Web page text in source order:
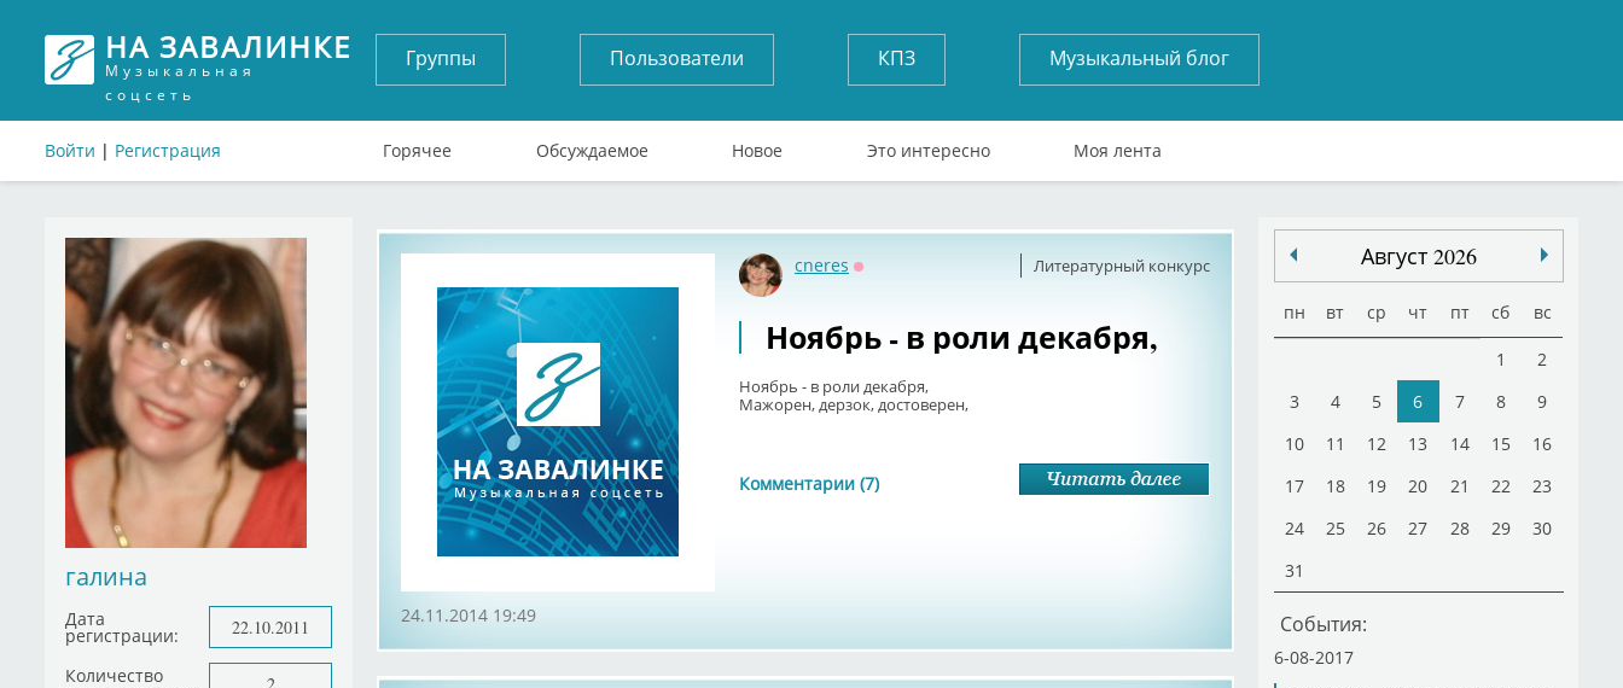
НА ЗАВАЛИНКЕ
Музыкальная
соцсеть
Войти | Регистрация
Группы Пользователи КПЗ Музыкальный блог
Горячее Обсуждаемое Новое Это интересно Моя лента
галина
Дата
регистрации: 22.10.2011
Количество 2
Литературный конкурс
cneres
Ноябрь - в роли декабря,
Ноябрь - в роли декабря,
Мажорен, дерзок, достоверен,
Комментарии (7)
24.11.2014 19:49
Август 2026
пн вт ср чт пт сб вс
1
2
3
4 5 6 7 8
9
10
11 12 13 14 15
16
17
18 19 20 21 22
23
24
25 26 27 28 29
30
31
События:
6-08-2017